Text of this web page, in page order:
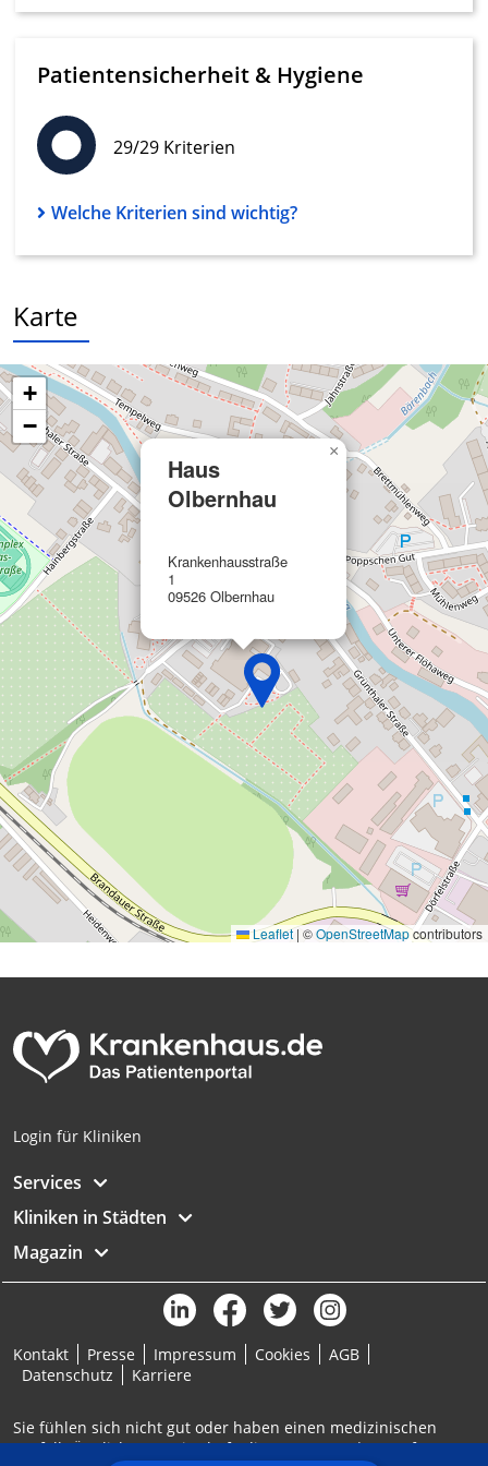
Patientensicherheit & Hygiene
29/29 Kriterien
Welche Kriterien sind wichtig?
Karte
Haus
Olbernhau
Krankenhausstraße
1
09526 Olbernhau
×
+
−
Leaflet| ©OpenStreetMapcontributors
Login für Kliniken
Services
Kliniken in Städten
Magazin
Kontakt Presse Impressum Cookies
AGB
Datenschutz
Karriere
Sie fühlen sich nicht gut oder haben einen medizinischen
Notfall? Ärztlicher Bereitschaftsdienst: 116117 | Notruf: 112
Analyse von Zielgruppen durch Statistiken
Angebote
Verwendung reduzierter Daten zur Auswahl
von Inhalten
IAB-Besonderheiten:
Informationen identifizieren
Notwendig
Performance
Funktional
Werbung